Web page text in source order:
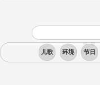
儿歌 环境 节日